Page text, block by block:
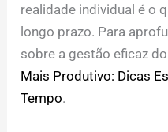
realidade individual é o
longo prazo. Para
sobre a gestão eficaz
Mais Produtivo: Dicas
Tempo.